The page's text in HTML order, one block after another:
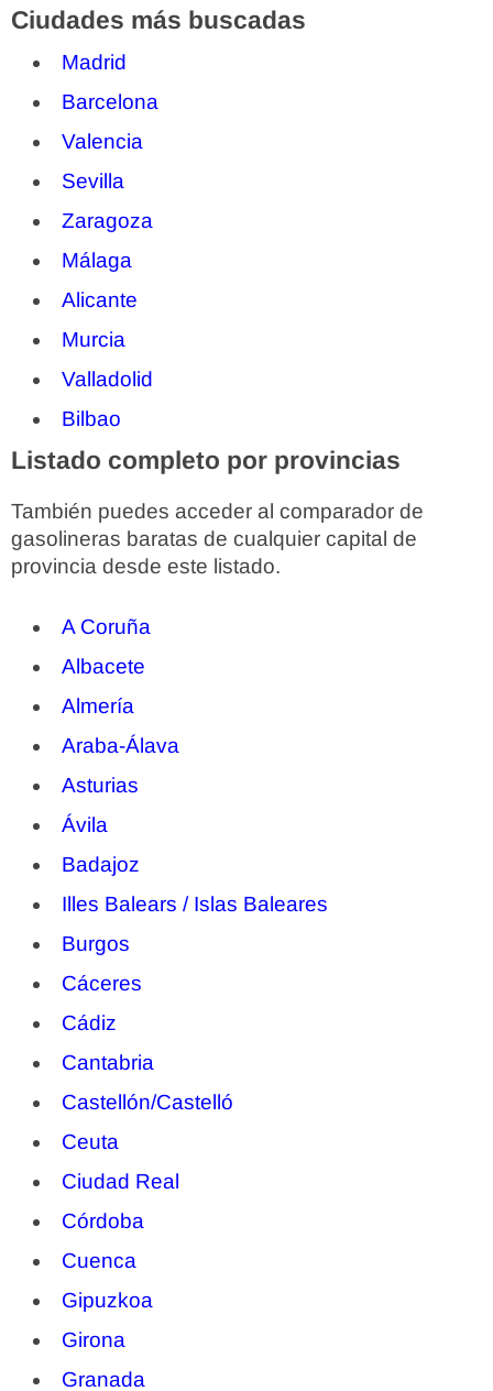
Ciudades más buscadas
Madrid
Barcelona
Valencia
Sevilla
Zaragoza
Málaga
Alicante
Murcia
Valladolid
Bilbao
Listado completo por provincias
También puedes acceder al comparador de
gasolineras baratas de cualquier capital de
provincia desde este listado.
A Coruña
Albacete
Almería
Araba-Álava
Asturias
Ávila
Badajoz
Illes Balears / Islas Baleares
Burgos
Cáceres
Cádiz
Cantabria
Castellón/Castelló
Ceuta
Ciudad Real
Córdoba
Cuenca
Gipuzkoa
Girona
Granada